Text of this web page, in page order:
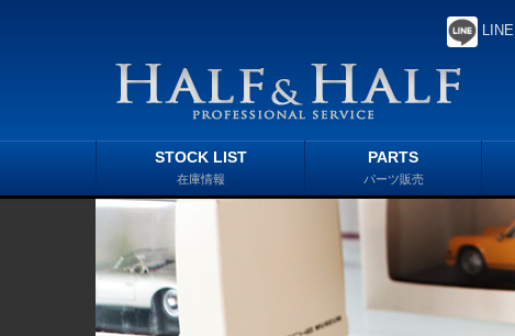
LINE
STOCK LIST
在庫情報
PARTS
パーツ販売